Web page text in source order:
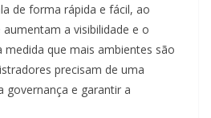
de forma rápida e fácil, ao
a visibilidade e o
que mais ambientes são
precisam de uma
governança e garantir a